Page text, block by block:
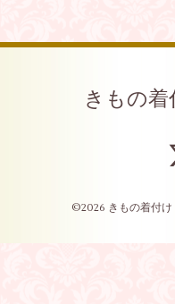
きもの
©2026 きもの着付